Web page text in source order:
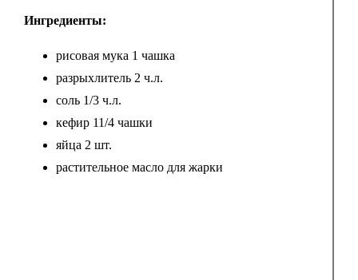
Ингредиенты:
рисовая мука 1 чашка
разрыхлитель 2 ч.л.
соль 1/3 ч.л.
кефир 11/4 чашки
яйца 2 шт.
растительное масло для жарки